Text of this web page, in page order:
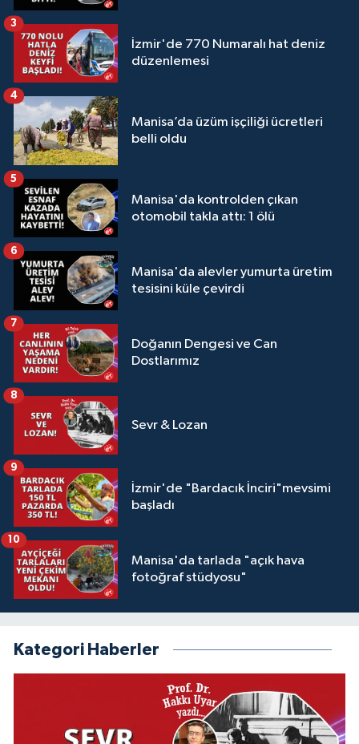
İzmir'de 770 Numaralı hat deniz
düzenlemesi
3
Manisa’da üzüm işçiliği ücretleri
belli oldu
4
Manisa'da kontrolden çıkan
otomobil takla attı: 1 ölü
5
Manisa'da alevler yumurta üretim
tesisini küle çevirdi
6
Doğanın Dengesi ve Can
Dostlarımız
7
Sevr & Lozan
8
İzmir'de "Bardacık İnciri"mevsimi
başladı
9
Manisa'da tarlada "açık hava
fotoğraf stüdyosu"
10
Kategori Haberler